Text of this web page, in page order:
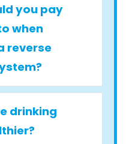
you pay
when
reverse
drinking